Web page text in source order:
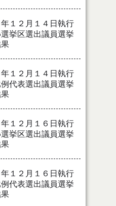
１２月１４日執行
挙区選出議員選挙
１２月１４日執行
代表選出議員選挙
１２月１６日執行
挙区選出議員選挙
１２月１６日執行
代表選出議員選挙